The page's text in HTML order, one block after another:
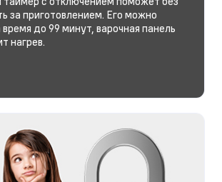
за приготовлением. Его можно
до 99 минут, варочная панель
нагрев.